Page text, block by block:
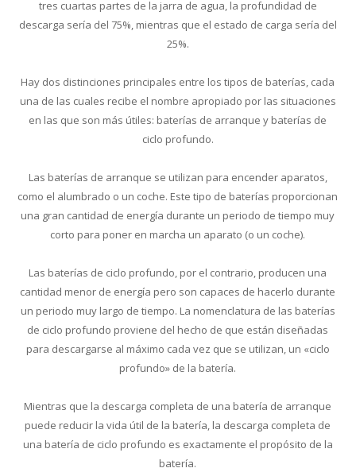
tres cuartas partes de la jarra de agua, la profundidad de
descarga sería del 75%, mientras que el estado de carga sería del
25%.
Hay dos distinciones principales entre los tipos de baterías, cada
una de las cuales recibe el nombre apropiado por las situaciones
en las que son más útiles: baterías de arranque y baterías de
ciclo profundo.
Las baterías de arranque se utilizan para encender aparatos,
como el alumbrado o un coche. Este tipo de baterías proporcionan
una gran cantidad de energía durante un periodo de tiempo muy
corto para poner en marcha un aparato (o un coche).
Las baterías de ciclo profundo, por el contrario, producen una
cantidad menor de energía pero son capaces de hacerlo durante
un periodo muy largo de tiempo. La nomenclatura de las baterías
de ciclo profundo proviene del hecho de que están diseñadas
para descargarse al máximo cada vez que se utilizan, un «ciclo
profundo» de la batería.
Mientras que la descarga completa de una batería de arranque
puede reducir la vida útil de la batería, la descarga completa de
una batería de ciclo profundo es exactamente el propósito de la
batería.